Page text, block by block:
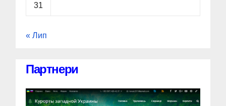
31
« Лип
Партнери